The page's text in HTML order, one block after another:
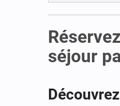
séjour